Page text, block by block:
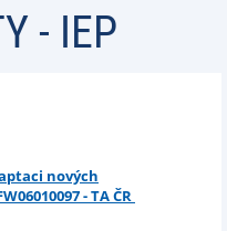
- IEP
nových
- TA ČR